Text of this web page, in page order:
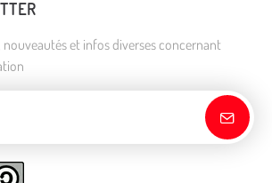
nouveautés et infos diverses concernant